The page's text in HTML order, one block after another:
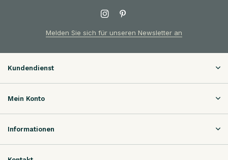
Melden Sie sich für unseren Newsletter an
Kundendienst
Mein Konto
Informationen